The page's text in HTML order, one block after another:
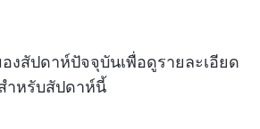
งสัปดาห์ปัจจุบันเพื่อดูรายละเอียด
ำหรับสัปดาห์นี้